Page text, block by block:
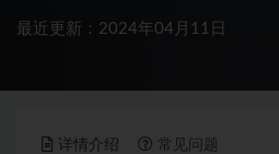
最近更新：2024年04月11日
详情介绍 常见问题